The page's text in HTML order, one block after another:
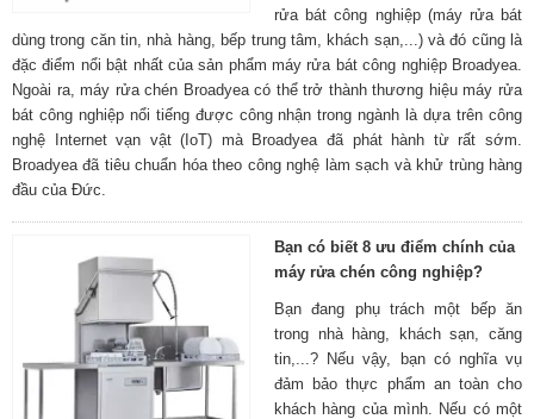
rửa bát công nghiệp (máy rửa bát
dùng trong căn tin, nhà hàng, bếp trung tâm, khách sạn,...) và đó cũng là
đặc điểm nổi bật nhất của sản phẩm máy rửa bát công nghiệp Broadyea.
Ngoài ra, máy rửa chén Broadyea có thể trở thành thương hiệu máy rửa
bát công nghiệp nổi tiếng được công nhận trong ngành là dựa trên công
nghệ Internet vạn vật (IoT) mà Broadyea đã phát hành từ rất sớm.
Broadyea đã tiêu chuẩn hóa theo công nghệ làm sạch và khử trùng hàng
đầu của Đức.
Bạn có biết 8 ưu điểm chính của
máy rửa chén công nghiệp?
Bạn đang phụ trách một bếp ăn
trong nhà hàng, khách sạn, căng
tin,...? Nếu vậy, bạn có nghĩa vụ
đảm bảo thực phẩm an toàn cho
khách hàng của mình. Nếu có một